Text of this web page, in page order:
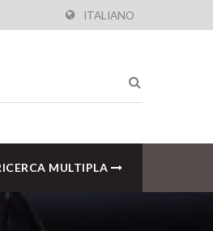
ITALIANO
MULTIPLA